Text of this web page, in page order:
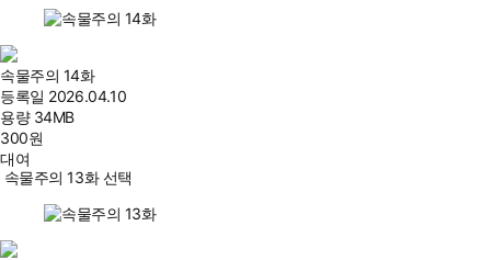
속물주의 14화
등록일 2026.04.10
용량 34MB
300원
대여
속물주의 13화 선택